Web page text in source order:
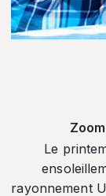
Le
rayonnement